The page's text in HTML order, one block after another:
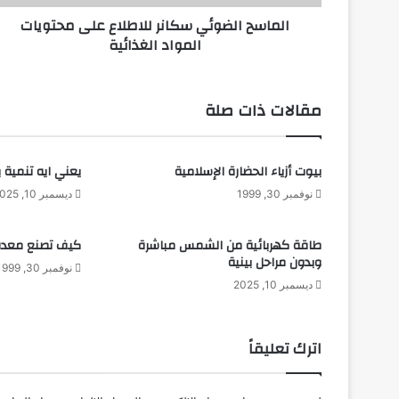
ض
ا
ن
ل
ل
ل
ا
ع
ى
ح
الماسح الضوئي سكانر للاطلاع على محتويات
المواد الغذائية
مقالات ذات صلة
بيوت أزياء الحضارة الإسلامية
نوفمبر 30, 1999
يعني ايه
ديسمبر 10, 2025
طاقة كهربائية من الشمس مباشرة
وبدون مراحل بينية
ديسمبر 10, 2025
كيف تصنع
نوفمبر 30, 1999
اترك تعليقاً